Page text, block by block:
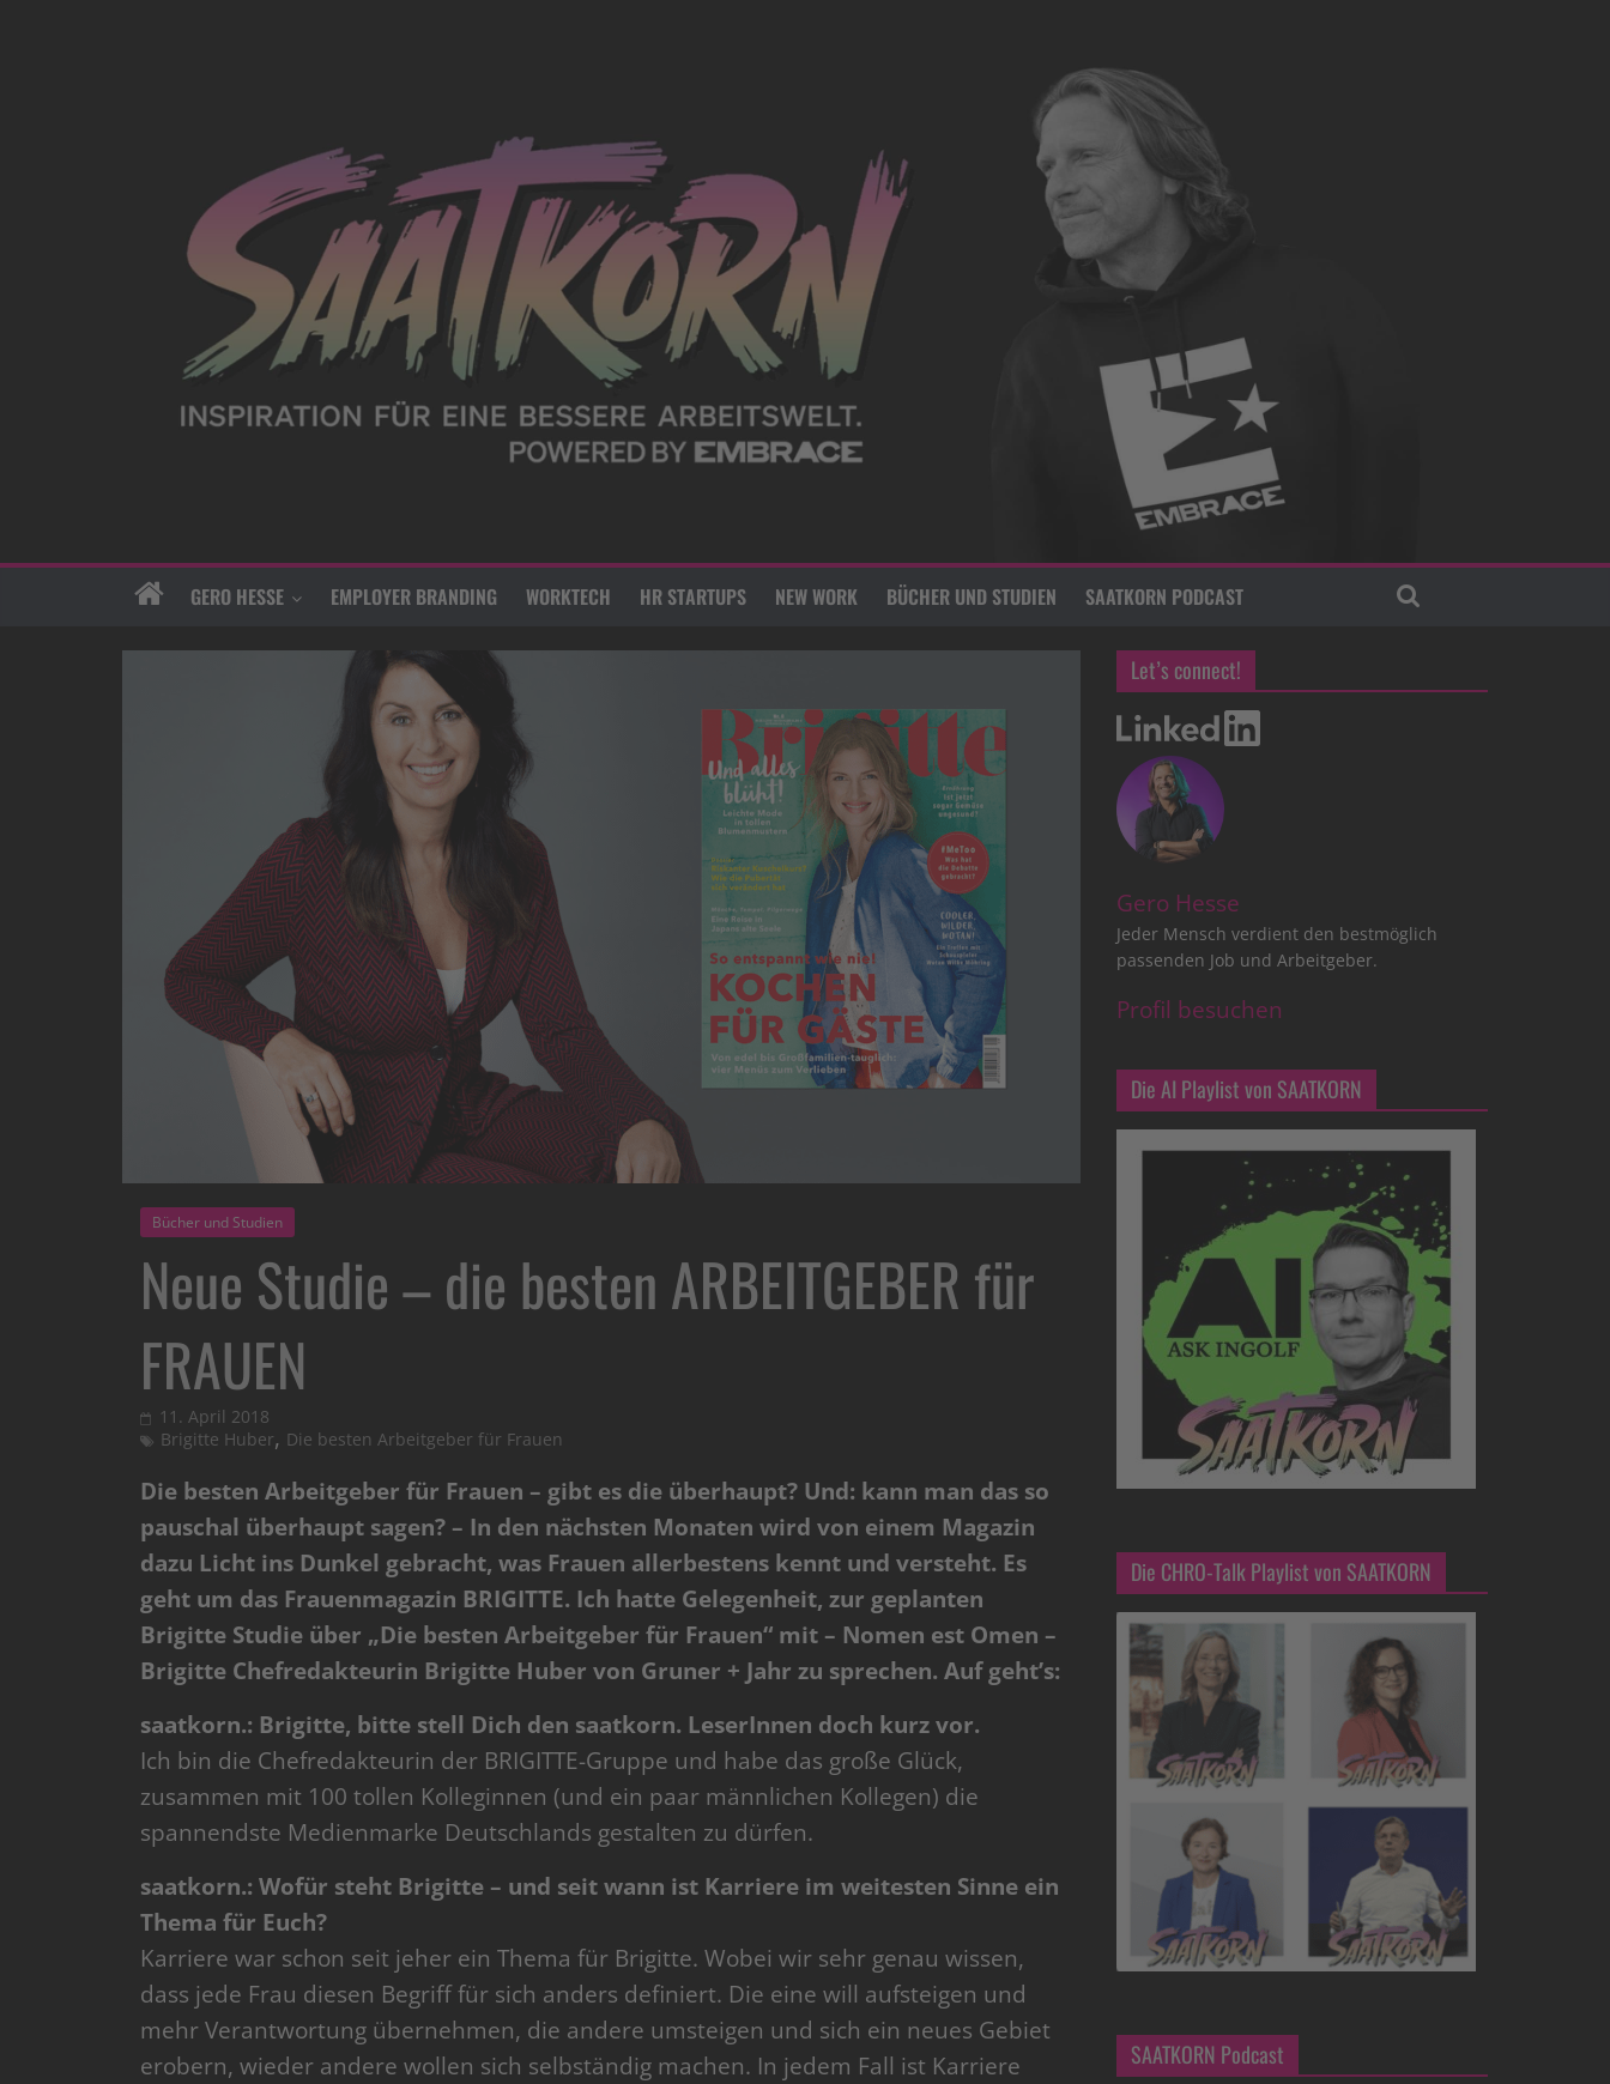
GERO HESSE EMPLOYER BRANDING WORKTECH HR STARTUPS NEW WORK BÜCHER UND STUDIEN SAATKORN PODCAST
Bücher und Studien
Neue Studie – die besten ARBEITGEBER für
FRAUEN
11. April 2018
Brigitte Huber, Die besten Arbeitgeber für Frauen
Die besten Arbeitgeber für Frauen – gibt es die überhaupt? Und: kann man das so
pauschal überhaupt sagen? – In den nächsten Monaten wird von einem Magazin
dazu Licht ins Dunkel gebracht, was Frauen allerbestens kennt und versteht. Es
geht um das Frauenmagazin BRIGITTE. Ich hatte Gelegenheit, zur geplanten
Brigitte Studie über „Die besten Arbeitgeber für Frauen“ mit – Nomen est Omen –
Brigitte Chefredakteurin Brigitte Huber von Gruner + Jahr zu sprechen. Auf geht’s:
saatkorn.: Brigitte, bitte stell Dich den saatkorn. LeserInnen doch kurz vor.
Ich bin die Chefredakteurin der BRIGITTE-Gruppe und habe das große Glück,
zusammen mit 100 tollen Kolleginnen (und ein paar männlichen Kollegen) die
spannendste Medienmarke Deutschlands gestalten zu dürfen.
saatkorn.: Wofür steht Brigitte – und seit wann ist Karriere im weitesten Sinne ein
Thema für Euch?
Karriere war schon seit jeher ein Thema für Brigitte. Wobei wir sehr genau wissen,
dass jede Frau diesen Begriff für sich anders definiert. Die eine will aufsteigen und
mehr Verantwortung übernehmen, die andere umsteigen und sich ein neues Gebiet
erobern, wieder andere wollen sich selbständig machen. In jedem Fall ist Karriere
Let’s connect!
Gero Hesse
Jeder Mensch verdient den bestmöglich
passenden Job und Arbeitgeber.
Profil besuchen
Die AI Playlist von SAATKORN
Die CHRO-Talk Playlist von SAATKORN
SAATKORN Podcast